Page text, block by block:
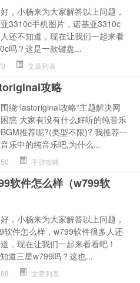
，小杨来为大家解答以上问题，
3310c手机图片，诺基亚3310c
还不知道，现在让我们一起来看
吗？这是一款键盘...
文章列表
攻略
绕“lastoriginal攻略”主题解决网
惑 大家有没有什么好听的纯音乐
推荐呢?(类型不限)? 我推荐一
乐中的纯音乐吧,为什么...
手游攻略
软件怎么样（w799软
，小杨来为大家解答以上问题，
软件怎么样，w799软件很多人还
，现在让我们一起来看看吧！
道三星w799吗？这也...
文章列表